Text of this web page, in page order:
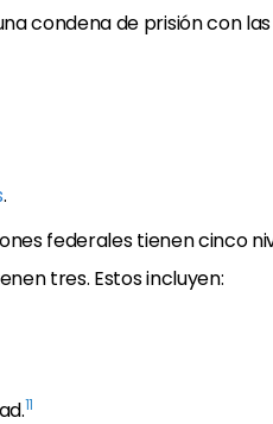
condena de prisión con
.
federales tienen cinco
tres. Estos incluyen:
11